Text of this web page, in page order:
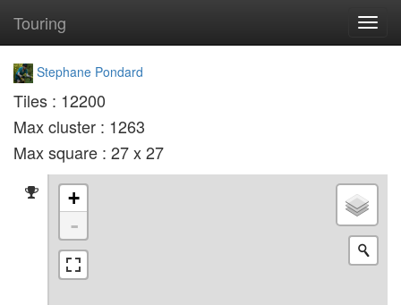
Touring
Stephane Pondard
Tiles : 12200
Max cluster : 1263
Max square : 27 x 27
+
-